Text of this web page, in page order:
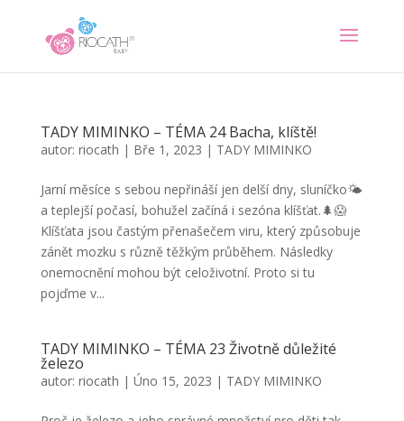
TADY MIMINKO – TÉMA 24 Bacha, klíště!
autor: riocath | Bře 1, 2023 | TADY MIMINKO
Jarní měsíce s sebou nepřináší jen delší dny, sluníčko🌤
a teplejší počasí, bohužel začíná i sezóna klíšťat.🌲😱
Klíšťata jsou častým přenašečem viru, který způsobuje
zánět mozku s různě těžkým průběhem. Následky
onemocnění mohou být celoživotní. Proto si tu
pojďme v...
TADY MIMINKO – TÉMA 23 Životně důležité
železo
autor: riocath | Úno 15, 2023 | TADY MIMINKO